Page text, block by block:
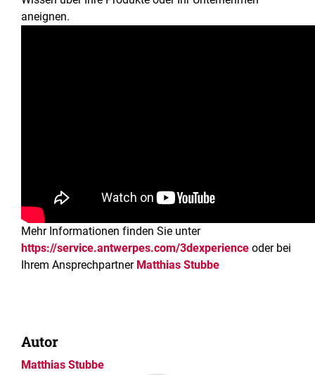
aneignen.
Mehr Informationen finden Sie unter
https://service.antwerpes.com/3dexperience oder bei
Ihrem Ansprechpartner Matthias Stubbe
Autor
Matthias Stubbe